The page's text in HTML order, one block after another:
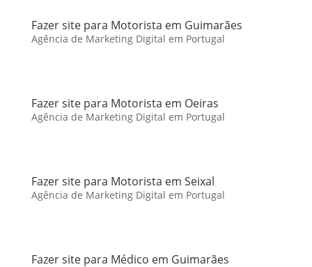
Fazer site para Motorista em Guimarães
Agência de Marketing Digital em Portugal
Fazer site para Motorista em Oeiras
Agência de Marketing Digital em Portugal
Fazer site para Motorista em Seixal
Agência de Marketing Digital em Portugal
Fazer site para Médico em Guimarães